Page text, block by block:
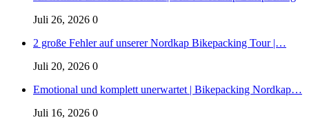
Juli 26, 2026 0
2 große Fehler auf unserer Nordkap Bikepacking Tour |…
Juli 20, 2026 0
Emotional und komplett unerwartet | Bikepacking Nordkap…
Juli 16, 2026 0